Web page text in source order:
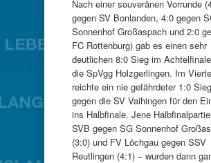
Nach einer souveränen Vorrunde
gegen SV Bonlanden, 4:0 gegen
Sonnenhof Großaspach und 2:0
FC Rottenburg) gab es einen sehr
deutlichen 8:0 Sieg im
die SpVgg Holzgerlingen. Im
reichte ein nie gefährdeter 1:0 Sieg
gegen die SV Vaihingen für den
ins Halbfinale. Jene
SVB gegen SG Sonnenhof
(3:0) und FV Löchgau gegen SSV
Reutlingen (4:1) – wurden dann